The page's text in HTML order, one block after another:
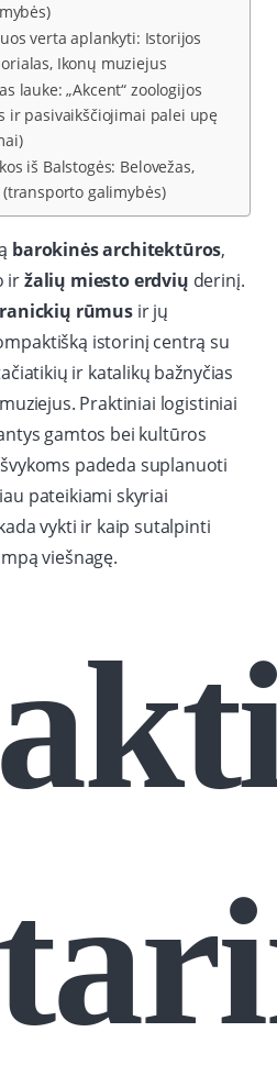
verta aplankyti: Istorijos
Ikonų muziejus
lauke: „Akcent“ zoologijos
ir pasivaikščiojimai palei upę
iš Balstogės: Belovežas,
galimybės)
barokinės architektūros,
iržalių miesto erdvių derinį.
rūmusir jų
istorinį centrą su
ir katalikų bažnyčias
Praktiniai logistiniai
gamtos bei kultūros
padeda suplanuoti
pateikiami skyriai
vykti ir kaip sutalpinti
viešnagę.